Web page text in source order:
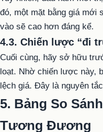
đó, một mặt bằng giá mới
vào sẽ cao hơn đáng kể.
4.3. Chiến lược “đi
Cuối cùng, hãy sở hữu
loạt. Nhờ chiến lược này,
lệch giá. Đây là nguyên
5. Bảng So
Tương Đương